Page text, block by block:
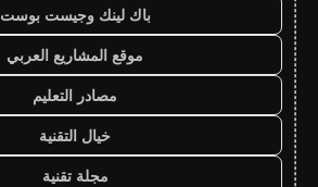
باك لينك وجيست بوست
موقع المشاريع العربي
مصادر التعليم
خيال التقنية
مجلة تقنية